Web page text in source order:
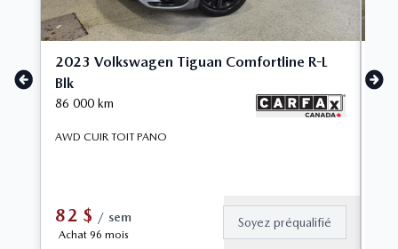
2023 Volkswagen Tiguan Comfortline R-L
Blk
86 000 km
AWD CUIR TOIT PANO
82 $ / sem
Achat 96 mois
Soyez préqualifié